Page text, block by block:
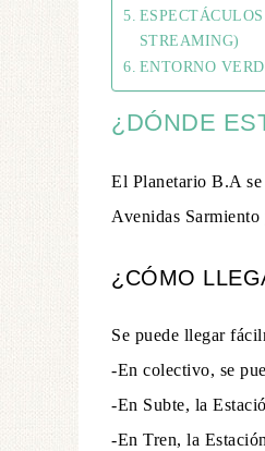
STREAMING)
ENTORNO
¿DÓNDE
El Planetario B.A se
Avenidas
¿CÓMO
Se puede llegar
-En colectivo, se
-En Subte, la
-En Tren, la